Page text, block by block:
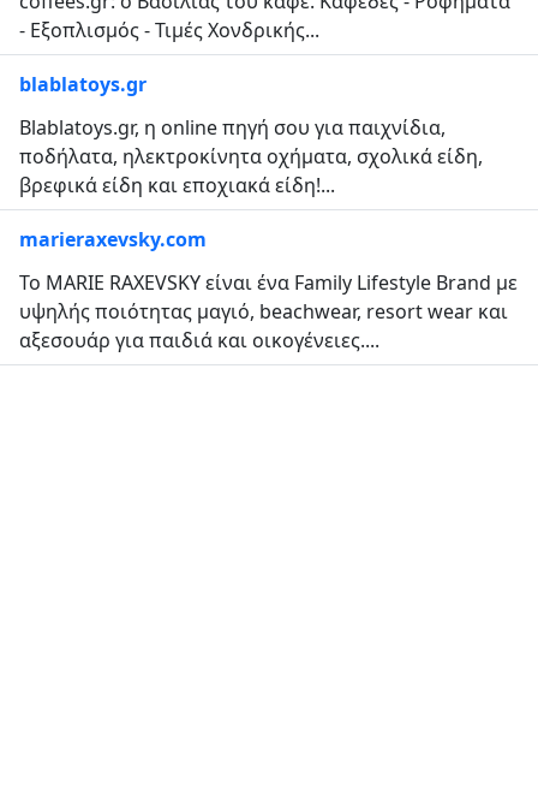
- Εξοπλισμός - Τιμές Χονδρικής...
blablatoys.gr
Blablatoys.gr, η online πηγή σου για παιχνίδια,
ποδήλατα, ηλεκτροκίνητα οχήματα, σχολικά είδη,
βρεφικά είδη και εποχιακά είδη!...
marieraxevsky.com
Το MARIE RAXEVSKY είναι ένα Family Lifestyle Brand με
υψηλής ποιότητας μαγιό, beachwear, resort wear και
αξεσουάρ για παιδιά και οικογένειες....